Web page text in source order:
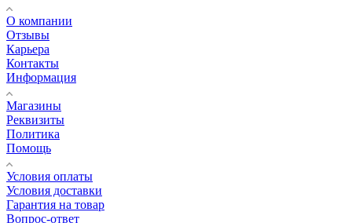
О компании
Отзывы
Карьера
Контакты
Информация
Магазины
Реквизиты
Политика
Помощь
Условия оплаты
Условия доставки
Гарантия на товар
Вопрос-ответ